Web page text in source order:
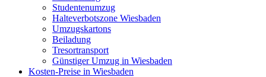
Studentenumzug
Halteverbotszone Wiesbaden
Umzugskartons
Beiladung
Tresortransport
Günstiger Umzug in Wiesbaden
Kosten-Preise in Wiesbaden